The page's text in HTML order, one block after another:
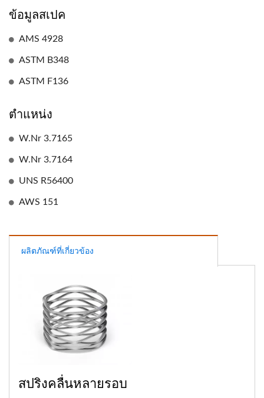
ข้อมูลสเปค
AMS 4928
ASTM B348
ASTM F136
ตำแหน่ง
W.Nr 3.7165
W.Nr 3.7164
UNS R56400
AWS 151
ผลิตภัณฑ์ที่เกี่ยวข้อง
สปริงคลื่นหลายรอบ